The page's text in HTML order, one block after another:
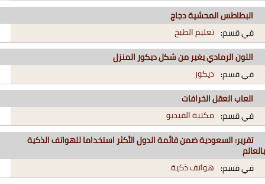
البطاطس المحشية دجاج
في قسم: تعليم الطبخ
اللون الرمادي يغير من شكل ديكور المنزل
في قسم: ديكور
العاب العقل الخرافات
في قسم: مكتبة الفيديو
تقرير: السعودية ضمن قائمة الدول الأكثر استخداما للهواتف الذكية
بالعالم
في قسم: هواتف ذكية